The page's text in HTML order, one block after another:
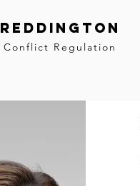
Reddington
Conflict Regulation